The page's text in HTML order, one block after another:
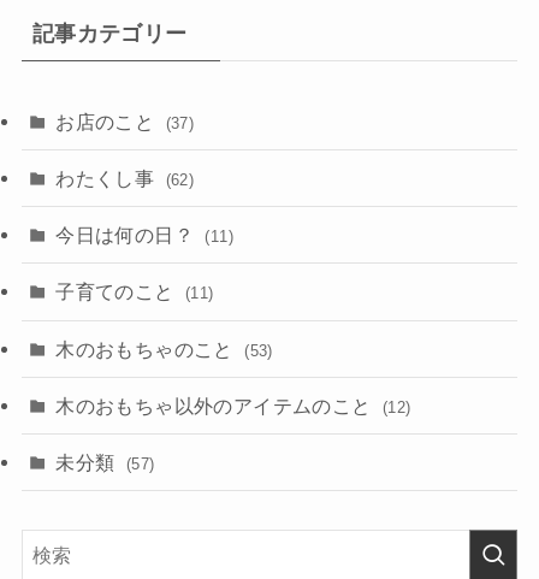
イ
ブ
記事カテゴリー
お店のこと (37)
わたくし事 (62)
今日は何の日？ (11)
子育てのこと (11)
木のおもちゃのこと (53)
木のおもちゃ以外のアイテムのこと (12)
未分類 (57)